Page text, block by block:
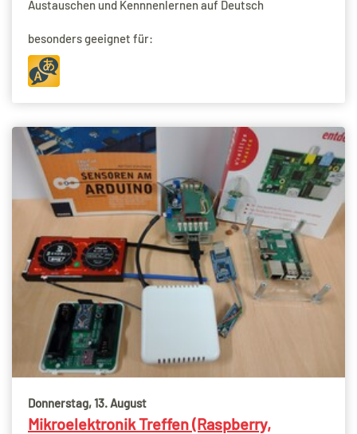
Austauschen und Kennnenlernen auf Deutsch
besonders geeignet für:
Donnerstag, 13. August
Mikroelektronik Treffen (Raspberry,